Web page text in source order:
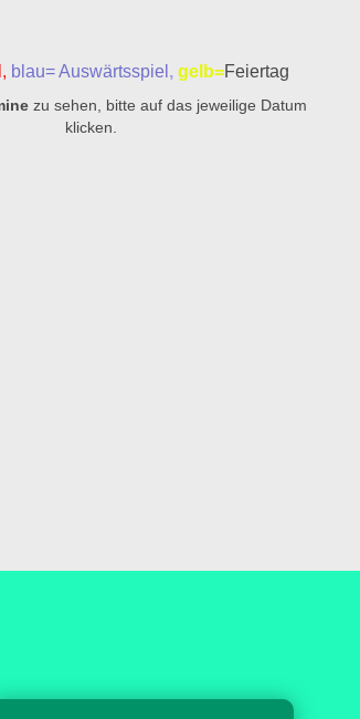
blau= Auswärtsspiel , gelb=Feiertag
zu sehen, bitte auf das jeweilige Datum
klicken.